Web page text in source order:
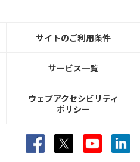
サイトのご利用条件
サービス一覧
ウェブアクセシビリティ
ポリシー